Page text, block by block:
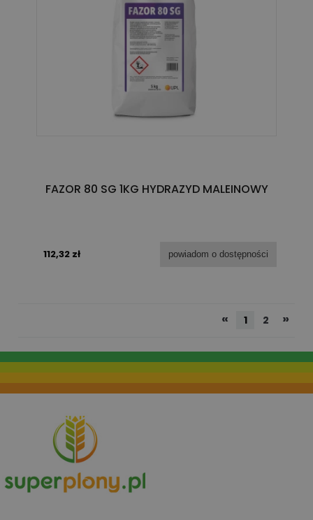
FAZOR 80 SG 1KG HYDRAZYD MALEINOWY
112,32 zł powiadom o dostępności
« 1 2 »